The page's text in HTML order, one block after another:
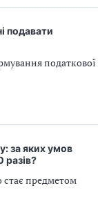
подавати
податкової
за яких умов
стає предметом